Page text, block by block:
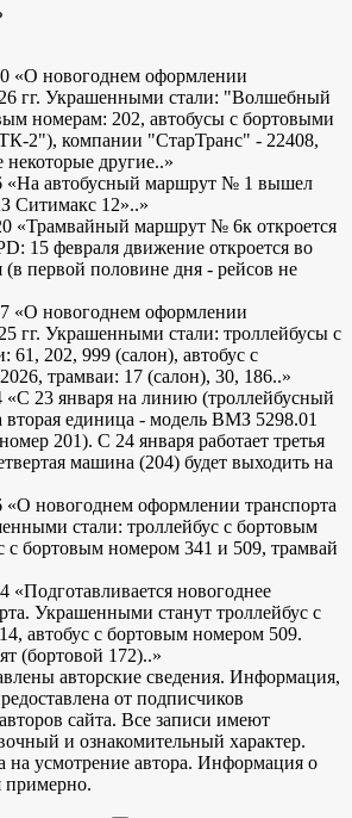
«О новогоднем оформлении
гг. Украшенными стали: "Волшебный
номерам: 202, автобусы с бортовыми
2"), компании "СтарТранс" - 22408,
некоторые другие..»
«На автобусный маршрут № 1 вышел
Ситимакс 12»..»
«Трамвайный маршрут № 6к откроется
15 февраля движение откроется во
первой половине дня - рейсов не
«О новогоднем оформлении
гг. Украшенными стали: троллейбусы с
202, 999 (салон), автобус с
трамваи: 17 (салон), 30, 186..»
«С 23 января на линию (троллейбусный
единица - модель ВМЗ 5298.01
201). С 24 января работает третья
машина (204) будет выходить на
«О новогоднем оформлении транспорта
стали: троллейбус с бортовым
с бортовым номером 341 и 509, трамвай
«Подготавливается новогоднее
Украшенными станут троллейбус с
автобус с бортовым номером 509.
(бортовой 172)..»
авторские сведения. Информация,
от подписчиков
сайта. Все записи имеют
и ознакомительный характер.
на усмотрение автора. Информация о
примерно.